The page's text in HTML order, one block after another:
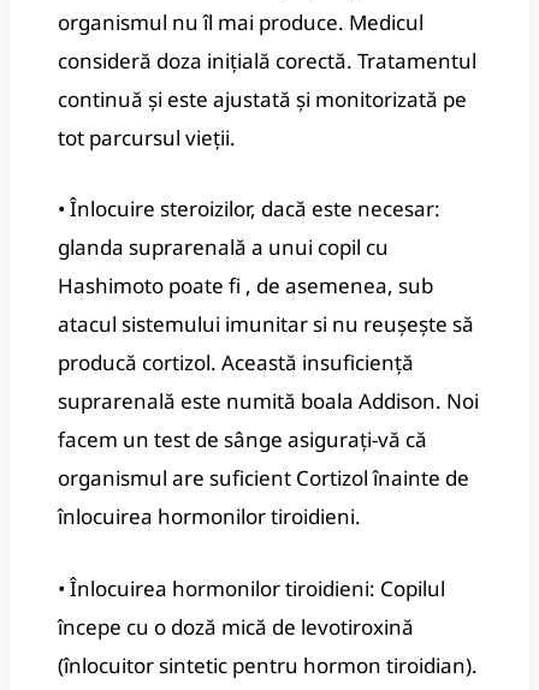
organismul nu îl mai produce. Medicul
consideră doza inițială corectă. Tratamentul
continuă și este ajustată și monitorizată pe
tot parcursul vieții.
• Înlocuire steroizilor, dacă este necesar:
glanda suprarenală a unui copil cu
Hashimoto poate fi , de asemenea, sub
atacul sistemului imunitar si nu reușește să
producă cortizol. Această insuficiență
suprarenală este numită boala Addison. Noi
facem un test de sânge asigurați-vă că
organismul are suficient Cortizol înainte de
înlocuirea hormonilor tiroidieni.
• Înlocuirea hormonilor tiroidieni: Copilul
începe cu o doză mică de levotiroxină
(înlocuitor sintetic pentru hormon tiroidian).